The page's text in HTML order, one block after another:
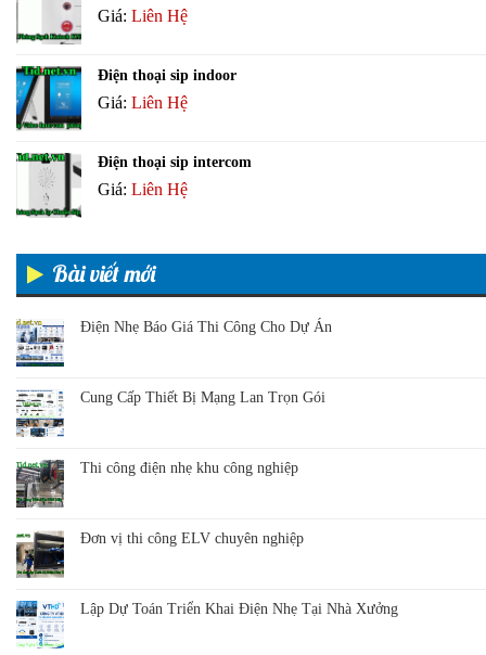
Giá: Liên Hệ
Điện thoại sip indoor
Giá: Liên Hệ
Điện thoại sip intercom
Giá: Liên Hệ
Bài viết mới
Điện Nhẹ Báo Giá Thi Công Cho Dự Án
Cung Cấp Thiết Bị Mạng Lan Trọn Gói
Thi công điện nhẹ khu công nghiệp
Đơn vị thi công ELV chuyên nghiệp
Lập Dự Toán Triển Khai Điện Nhẹ Tại Nhà Xưởng